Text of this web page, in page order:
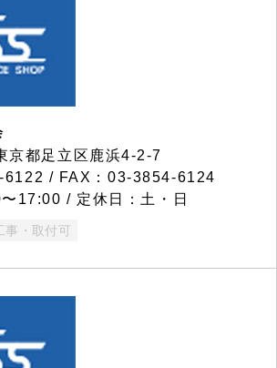
都足立区鹿浜4-2-7
/ FAX：03-3854-6124
17:00 / 定休日：土・日
事・取付可